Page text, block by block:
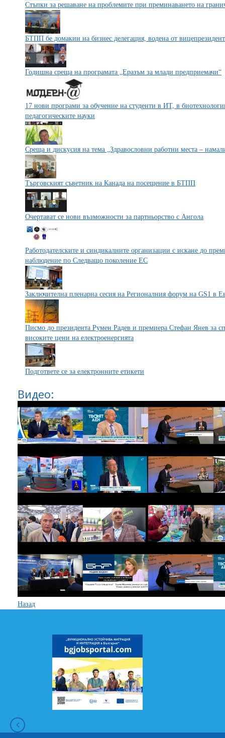
Стъпки за решаване на проблемите при преминаването на
БТПП бе домакин на бизнес делегация, водена от
Годишна среща на програмата „Еразъм за млади предприемачи“
17 нови програми за обучение на студенти в ИТ, в
педагогическите науки
Среща и дискусия на тема „Здравословни работни места –
Търговският съветник на Канада на посещение в БТПП
Очертават се нови възможности за партньорство с Ангола
Работодателските и синдикалните организации с искане до
наблюдение по Следващо поколение ЕС
Заключителна пленарна сесия на Регионалния форум на GS1 в
Писмо до президента Румен Радев и премиера Стефан Янев за
високите цени на електроенергията
Подгответе се за електронните етикети
Видео:
Назад